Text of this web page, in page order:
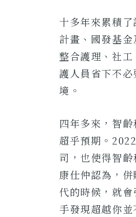
十多年來累積
計畫、國發基
整合護理、社
護人員省下不
境。
四年多來，智
超乎預期。
司，也使得智
康仕仲認為，
代的時候，就
手發現超越你